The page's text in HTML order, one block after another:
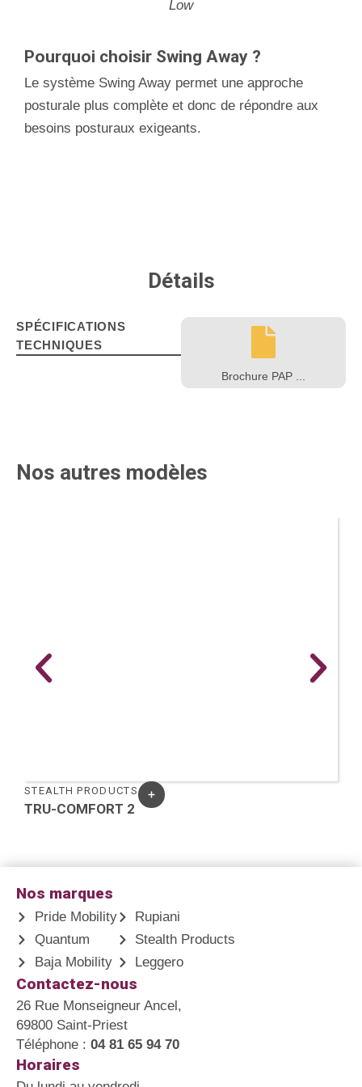
Low
Pourquoi choisir Swing Away ?
Le système Swing Away permet une approche
posturale plus complète et donc de répondre aux
besoins posturaux exigeants.
Détails
SPÉCIFICATIONS
TECHNIQUES
Brochure PAP ...
Nos autres modèles
STEALTH PRODUCTS
TRU-COMFORT 2
Nos marques
Pride Mobility
Quantum
Baja Mobility
Rupiani
Stealth Products
Leggero
Contactez-nous
26 Rue Monseigneur Ancel,
69800 Saint-Priest
Téléphone : 04 81 65 94 70
Horaires